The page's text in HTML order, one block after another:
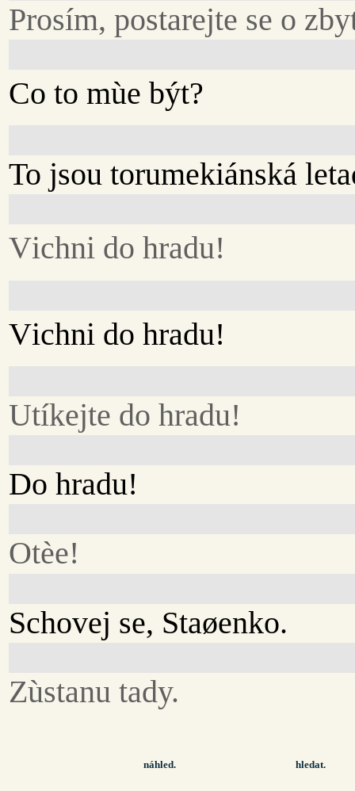
Prosím, postarejte se o
Co to mùe být?
To jsou torumekiánská
Vichni do hradu!
Vichni do hradu!
Utíkejte do hradu!
Do hradu!
Otèe!
Schovej se, Staøenko.
Zùstanu tady.
náhled. hledat.